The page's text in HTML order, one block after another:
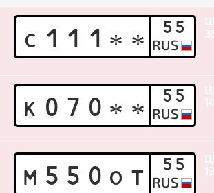
C 1 1 1 * *
55
K 0 7 0 * *
55
M 5 5 0 O T
55